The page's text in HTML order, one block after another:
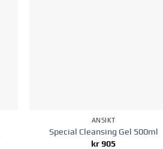
ANSIKT
Special Cleansing Gel 500ml
kr905